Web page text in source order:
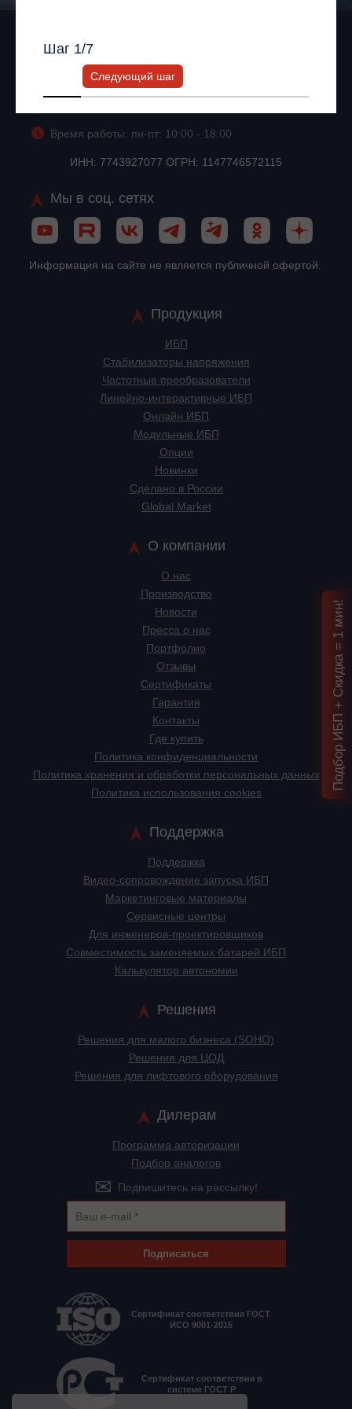
+7 (495) 256-13-76
info@impuls.energy
Время работы: пн-пт: 10:00 - 18:00
ИНН: 7743927077 ОГРН: 1147746572115
Мы в соц. сетях
Информация на сайте не является публичной офертой.
Продукция
ИБП
Стабилизаторы напряжения
Частотные преобразователи
Линейно-интерактивные ИБП
Онлайн ИБП
Модульные ИБП
Опции
Новинки
Сделано в России
Global Market
О компании
О нас
Производство
Новости
Пресса о нас
Портфолио
Отзывы
Сертификаты
Гарантия
Контакты
Где купить
Политика конфиденциальности
Политика хранения и обработки персональных данных
Политика использования cookies
Поддержка
Поддержка
Видео-сопровождение запуска ИБП
Маркетинговые материалы
Сервисные центры
Для инженеров-проектировщиков
Cовместимость заменяемых батарей ИБП
Калькулятор автономии
Решения
Решения для малого бизнеса (SOHO)
Решения для ЦОД
Решения для лифтового оборудования
Дилерам
Программа авторизации
Подбор аналогов
Подпишитесь на рассылку!
Подписаться
Сертификат соответствия ГОСТ
ИСО 9001-2015
Сертификат соответствия в
системе ГОСТ Р
Подбор ИБП + Скидка = 1 мин!
Шаг 1/7
Следующий шаг